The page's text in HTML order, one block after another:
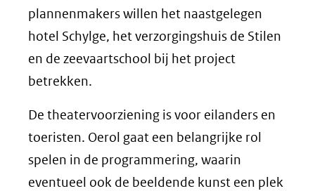
plannenmakers willen het naastgelegen
hotel Schylge, het verzorgingshuis de Stilen
en de zeevaartschool bij het project
betrekken.
De theatervoorziening is voor eilanders en
toeristen. Oerol gaat een belangrijke rol
spelen in de programmering, waarin
eventueel ook de beeldende kunst een plek